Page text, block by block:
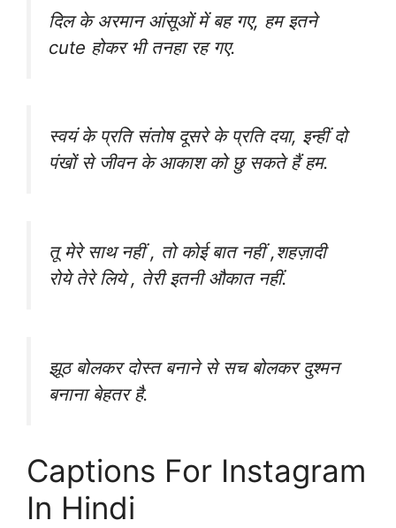
दिल के अरमान आंसूओं में बह गए, हम इतने
cute होकर भी तनहा रह गए.
स्वयं के प्रति संतोष दूसरे के प्रति दया, इन्हीं दो
पंखों से जीवन के आकाश को छु सकते हैं हम.
तू मेरे साथ नहीं , तो कोई बात नहीं ,शहज़ादी
रोये तेरे लिये , तेरी इतनी औकात नहीं.
झूठ बोलकर दोस्त बनाने से सच बोलकर दुश्मन
बनाना बेहतर है.
Captions For Instagram
In Hindi